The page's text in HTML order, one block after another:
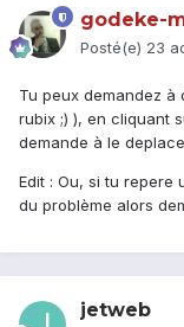
godeke-
Posté(e) 23
Tu peux demandez
rubix ;) ), en cliquant
demande à le
Edit : Ou, si tu repere
du problème alors
jetweb